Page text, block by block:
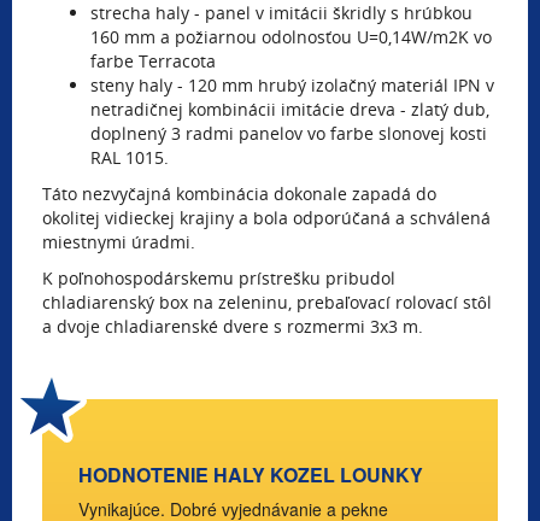
strecha haly - panel v imitácii škridly s hrúbkou
160 mm a požiarnou odolnosťou U=0,14W/m2K vo
farbe Terracota
steny haly - 120 mm hrubý izolačný materiál IPN v
netradičnej kombinácii imitácie dreva - zlatý dub,
doplnený 3 radmi panelov vo farbe slonovej kosti
RAL 1015.
Táto nezvyčajná kombinácia dokonale zapadá do
okolitej vidieckej krajiny a bola odporúčaná a schválená
miestnymi úradmi.
K poľnohospodárskemu prístrešku pribudol
chladiarenský box na zeleninu, prebaľovací rolovací stôl
a dvoje chladiarenské dvere s rozmermi 3x3 m.
HODNOTENIE HALY KOZEL LOUNKY
Vynikajúce. Dobré vyjednávanie a pekne